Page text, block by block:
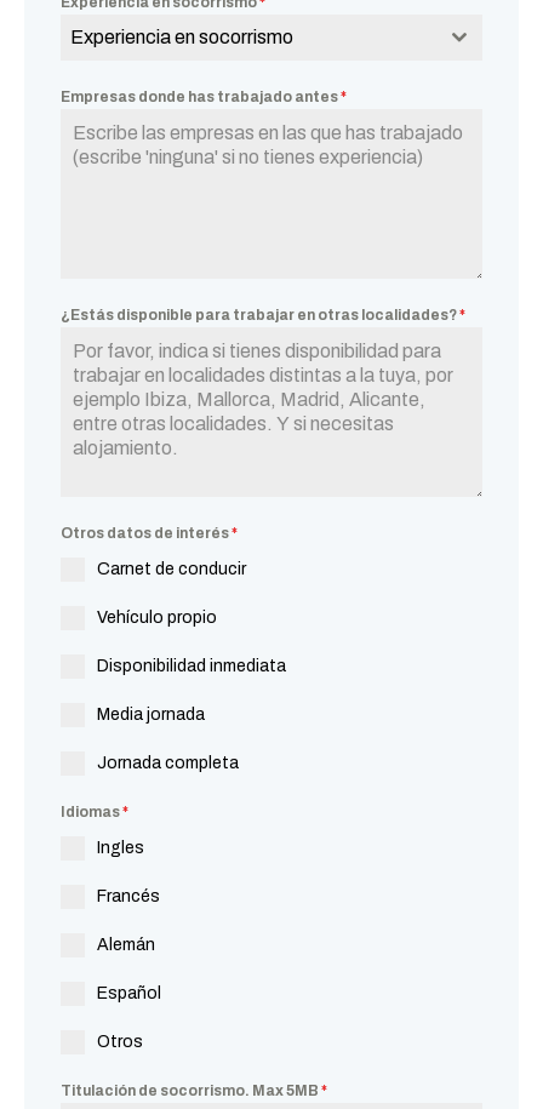
Experiencia en socorrismo
Empresas donde has trabajado antes*
¿Estás disponible para trabajar en otras localidades?*
Otros datos de interés*
Carnet de conducir
Vehículo propio
Disponibilidad inmediata
Media jornada
Jornada completa
Idiomas*
Ingles
Francés
Alemán
Español
Otros
Titulación de socorrismo. Max 5MB *